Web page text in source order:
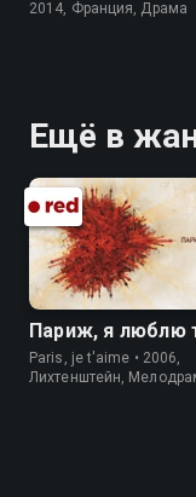
2014, Франция, Драма
Ещё в
Париж, я люблю
Paris, je t'aime • 2006,
Лихтенштейн,